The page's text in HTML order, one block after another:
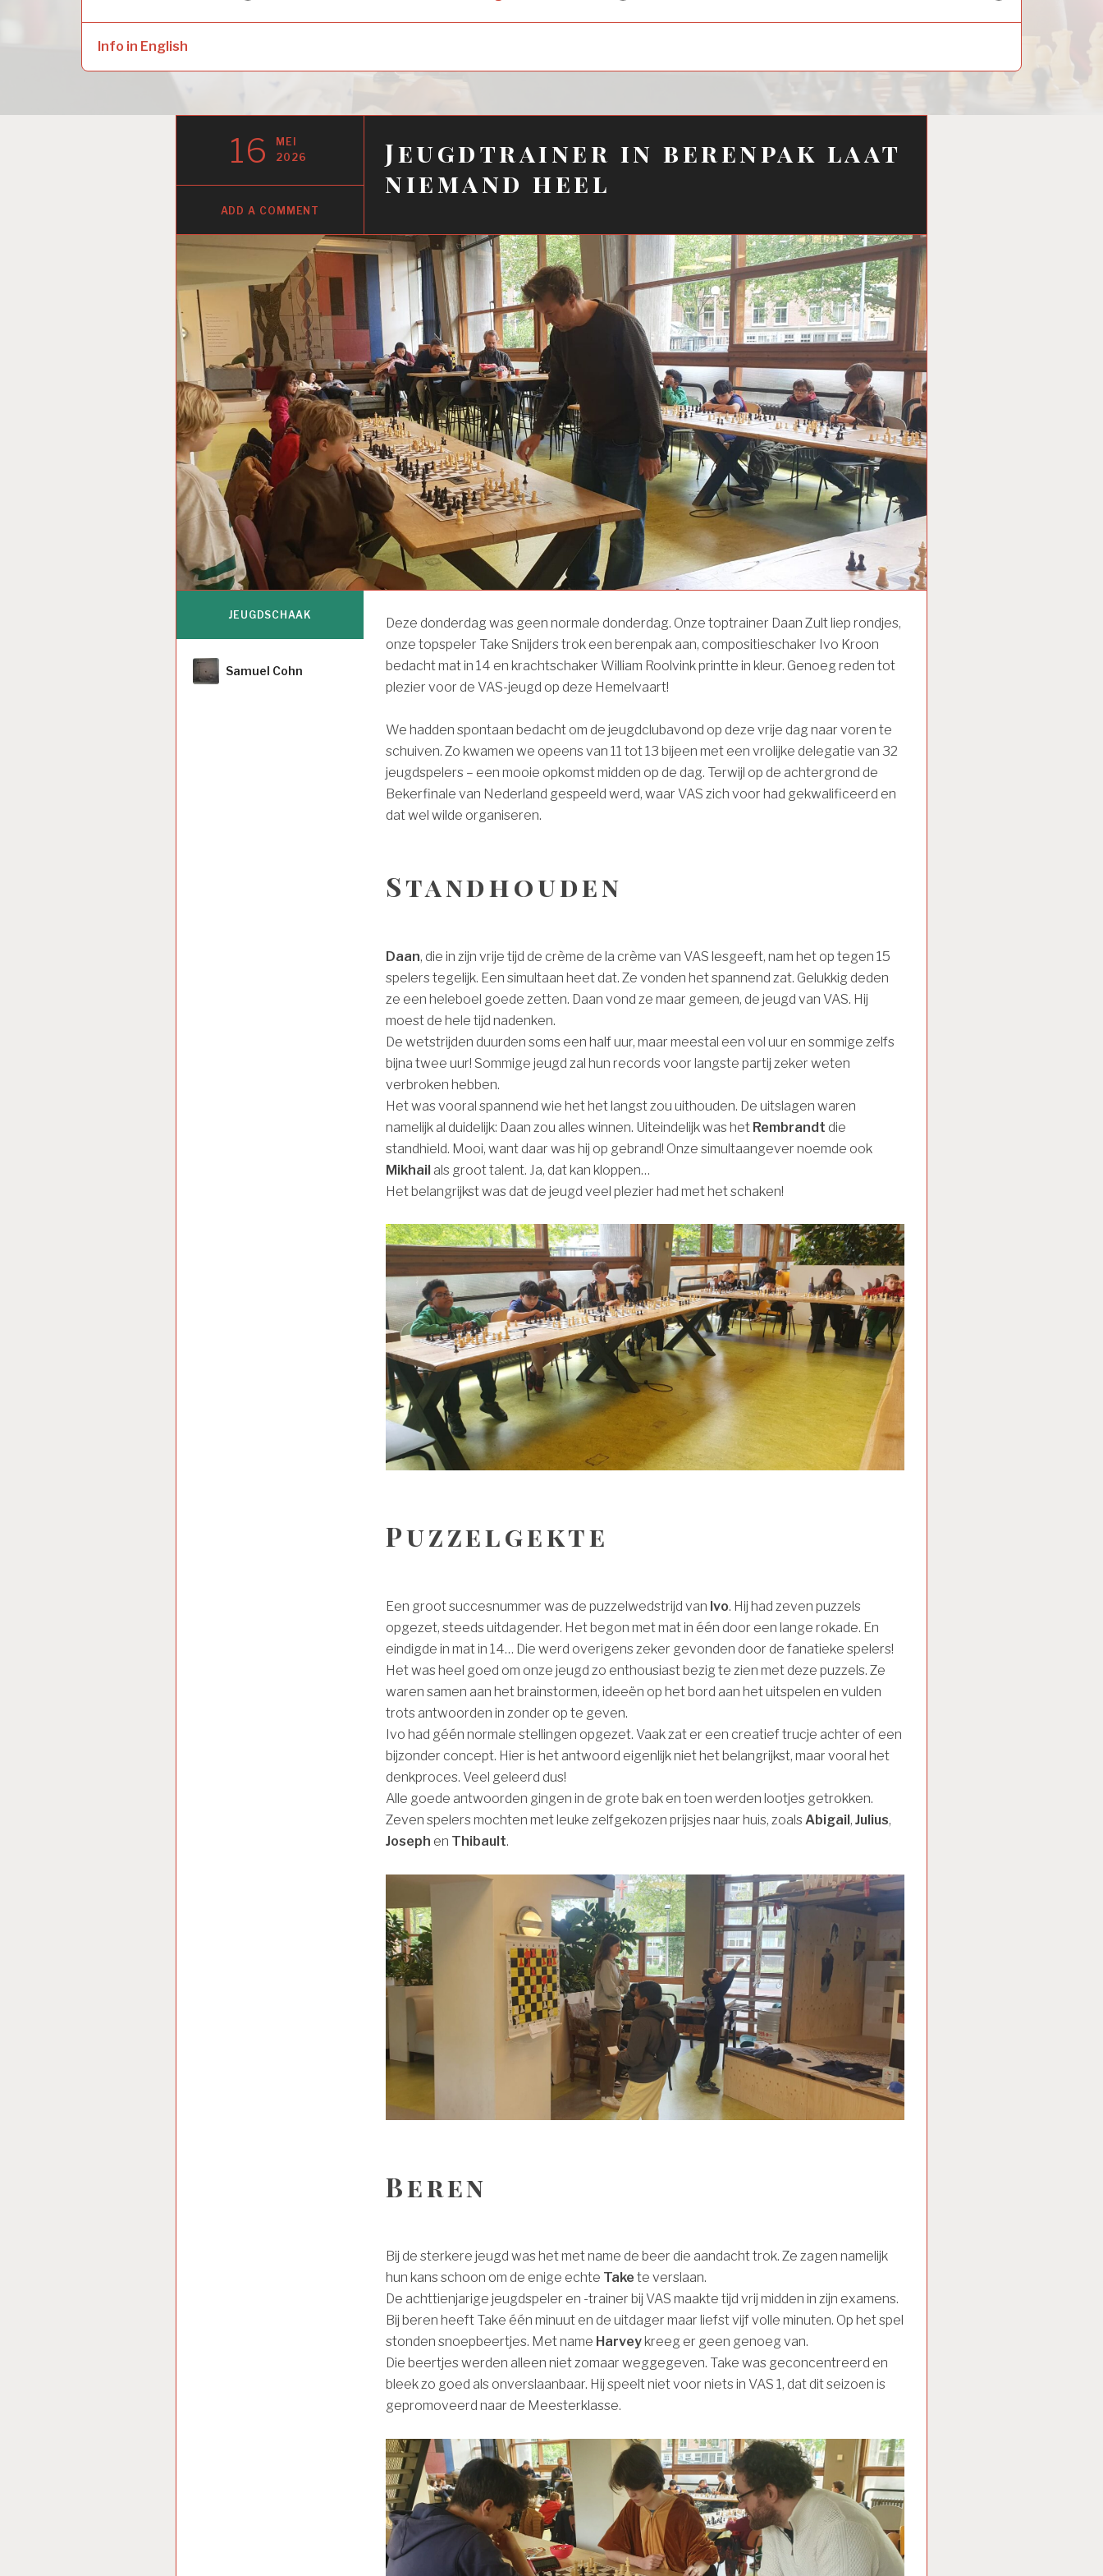
menu
menu
menu
Info in English
Jeugdtrainer in berenpak laat
niemand heel
16
MEI
2026
ADD A COMMENT
Deze donderdag was geen normale donderdag. Onze toptrainer Daan Zult liep rondjes,
onze topspeler Take Snijders trok een berenpak aan, compositieschaker Ivo Kroon
bedacht mat in 14 en krachtschaker William Roolvink printte in kleur. Genoeg reden tot
plezier voor de VAS-jeugd op deze Hemelvaart!
We hadden spontaan bedacht om de jeugdclubavond op deze vrije dag naar voren te
schuiven. Zo kwamen we opeens van 11 tot 13 bijeen met een vrolijke delegatie van 32
jeugdspelers – een mooie opkomst midden op de dag. Terwijl op de achtergrond de
Bekerfinale van Nederland gespeeld werd, waar VAS zich voor had gekwalificeerd en
dat wel wilde organiseren.
Standhouden
Daan, die in zijn vrije tijd de crème de la crème van VAS lesgeeft, nam het op tegen 15
spelers tegelijk. Een simultaan heet dat. Ze vonden het spannend zat. Gelukkig deden
ze een heleboel goede zetten. Daan vond ze maar gemeen, de jeugd van VAS. Hij
moest de hele tijd nadenken.
De wetstrijden duurden soms een half uur, maar meestal een vol uur en sommige zelfs
bijna twee uur! Sommige jeugd zal hun records voor langste partij zeker weten
verbroken hebben.
Het was vooral spannend wie het het langst zou uithouden. De uitslagen waren
namelijk al duidelijk: Daan zou alles winnen. Uiteindelijk was het Rembrandt die
standhield. Mooi, want daar was hij op gebrand! Onze simultaangever noemde ook
Mikhail als groot talent. Ja, dat kan kloppen…
Het belangrijkst was dat de jeugd veel plezier had met het schaken!
Puzzelgekte
Een groot succesnummer was de puzzelwedstrijd van Ivo. Hij had zeven puzzels
opgezet, steeds uitdagender. Het begon met mat in één door een lange rokade. En
eindigde in mat in 14… Die werd overigens zeker gevonden door de fanatieke spelers!
Het was heel goed om onze jeugd zo enthousiast bezig te zien met deze puzzels. Ze
waren samen aan het brainstormen, ideeën op het bord aan het uitspelen en vulden
trots antwoorden in zonder op te geven.
Ivo had géén normale stellingen opgezet. Vaak zat er een creatief trucje achter of een
bijzonder concept. Hier is het antwoord eigenlijk niet het belangrijkst, maar vooral het
denkproces. Veel geleerd dus!
Alle goede antwoorden gingen in de grote bak en toen werden lootjes getrokken.
Zeven spelers mochten met leuke zelfgekozen prijsjes naar huis, zoalsAbigail ,Julius,
Joseph en Thibault.
Beren
Bij de sterkere jeugd was het met name de beer die aandacht trok. Ze zagen namelijk
hun kans schoon om de enige echte Take te verslaan.
De achttienjarige jeugdspeler en -trainer bij VAS maakte tijd vrij midden in zijn examens.
Bij beren heeft Take één minuut en de uitdager maar liefst vijf volle minuten. Op het spel
stonden snoepbeertjes. Met name Harvey kreeg er geen genoeg van.
Die beertjes werden alleen niet zomaar weggegeven. Take was geconcentreerd en
bleek zo goed als onverslaanbaar. Hij speelt niet voor niets in VAS 1, dat dit seizoen is
gepromoveerd naar de Meesterklasse.
JEUGDSCHAAK
Author
Samuel Cohn